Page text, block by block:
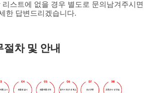
스트에 없을 경우 별도로 문의남겨주시면
한 답변드리겠습니다.
차 및 안내